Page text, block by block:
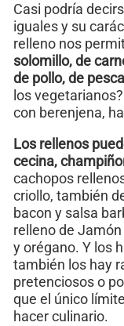
Casi podría
iguales y su
relleno nos
solomillo, de
de pollo, de
los
con berenjena,
Los rellenos
cecina,
cachopos
criollo, también
bacon y salsa
relleno de
y orégano. Y los
también los hay
pretenciosos o
que el único
hacer culinario.